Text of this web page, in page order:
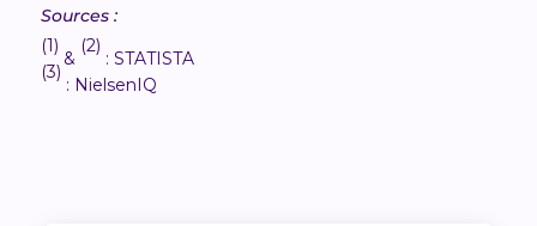
Sources :
(1)
&
(2)
: STATISTA
(3)
: NielsenIQ